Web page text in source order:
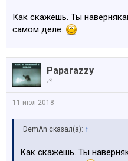
Как скажешь. Ты
самом деле.
Paparazzy
☭
11 июл 2018
DemAn сказал(а): ↑
Как скажешь. Ты